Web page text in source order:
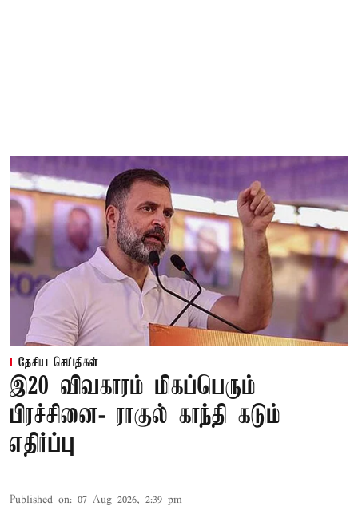
தேசிய செய்திகள்
இ20 விவகாரம் மிகப்பெரும்
பிரச்சினை- ராகுல் காந்தி கடும்
எதிர்ப்பு
Published on: 07 Aug 2026, 2:39 pm